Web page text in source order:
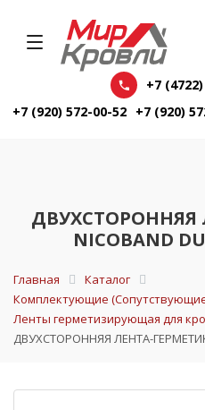
+7
+7 (920) 572-00-52 +7 (920)
ДВУХСТОРОННЯЯ
NICOBAND
Главная
Каталог
Комплектующие
Ленты герметизирующая для
ДВУХСТОРОННЯЯ ЛЕНТА-ГЕРМЕТИК